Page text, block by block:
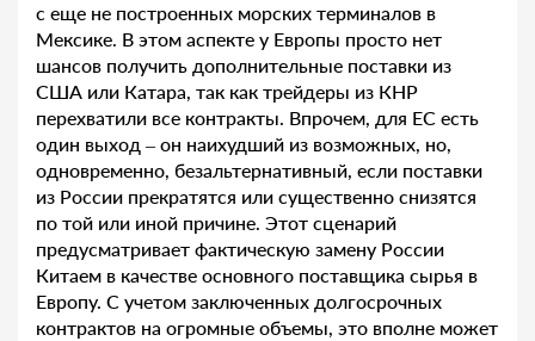
с еще не построенных морских терминалов в
Мексике. В этом аспекте у Европы просто нет
шансов получить дополнительные поставки из
США или Катара, так как трейдеры из КНР
перехватили все контракты. Впрочем, для ЕС есть
один выход – он наихудший из возможных, но,
одновременно, безальтернативный, если поставки
из России прекратятся или существенно снизятся
по той или иной причине. Этот сценарий
предусматривает фактическую замену России
Китаем в качестве основного поставщика сырья в
Европу. С учетом заключенных долгосрочных
контрактов на огромные объемы, это вполне может